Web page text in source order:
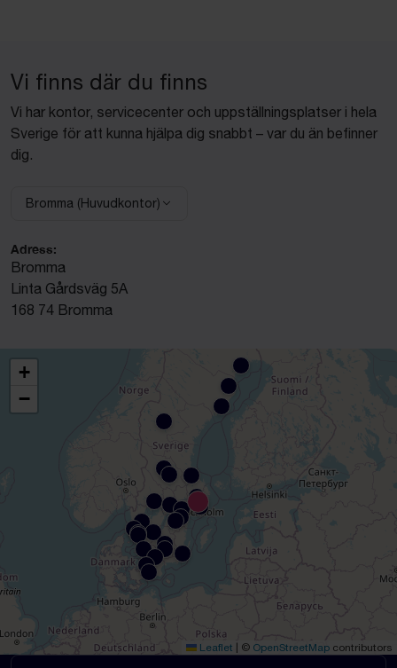
Vi finns där du finns
Vi har kontor, servicecenter och uppställningsplatser i hela
Sverige för att kunna hjälpa dig snabbt – var du än befinner
dig.
Välj anläggning:
Bromma (Huvudkontor)
Adress:
Bromma
Linta Gårdsväg 5A
168 74 Bromma
+
−
Leaflet | © OpenStreetMap contributors